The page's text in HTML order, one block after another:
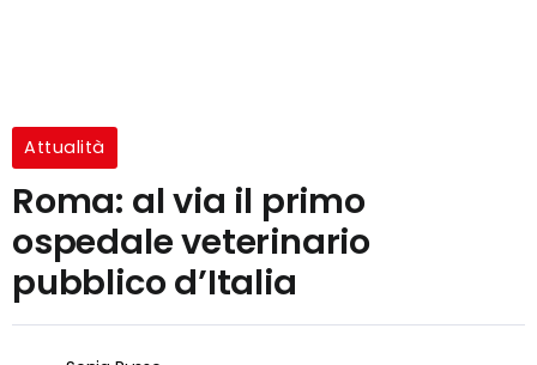
Attualità
Roma: al via il primo
ospedale veterinario
pubblico d’Italia